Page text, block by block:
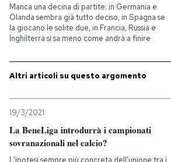
Manca una decina di partite: in Germania e
Olanda sembra già tutto deciso, in Spagna se
la giocano le solite due, in Francia, Russia e
Inghilterra si sa meno come andrà a finire
Altri articoli su questo argomento
19/3/2021
La BeneLiga introdurrà i campionati
sovranazionali nel calcio?
L’ipotesi sempre più concreta dell’unione tra i